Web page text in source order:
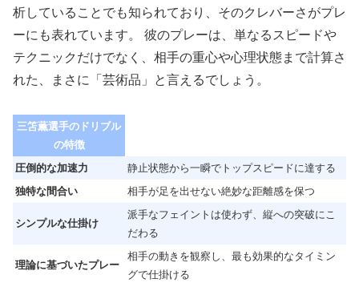
析していることでも知られており、そのクレバーさがプレ
ーにも表れています。 彼のプレーは、単なるスピードや
テクニックだけでなく、相手の重心や心理状態まで計算さ
れた、まさに「芸術品」と言えるでしょう。
三笘薫選手のドリブル
の特徴
圧倒的な加速力
静止状態から一瞬でトップスピードに達する
独特な間合い
相手が足を出せない絶妙な距離感を保つ
シンプルな仕掛け
派手なフェイントは使わず、縦への突破にこ
だわる
理論に基づいたプレー
相手の動きを観察し、最も効果的なタイミン
グで仕掛ける